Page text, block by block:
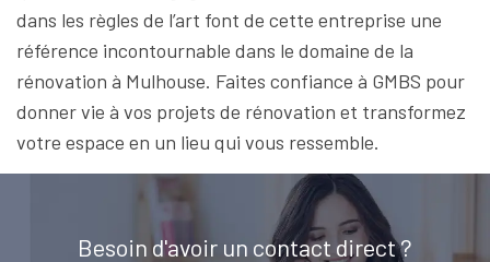
dans les règles de l’art font de cette entreprise une
référence incontournable dans le domaine de la
rénovation à Mulhouse. Faites confiance à GMBS pour
donner vie à vos projets de rénovation et transformez
votre espace en un lieu qui vous ressemble.
Besoin d'avoir un contact direct ?